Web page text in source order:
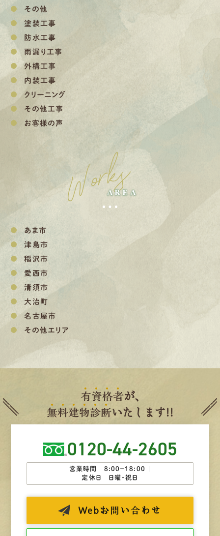
その他
塗装工事
防水工事
雨漏り工事
外構工事
内装工事
クリーニング
その他工事
お客様の声
Works
AREA
あま市
津島市
稲沢市
愛西市
清須市
大治町
名古屋市
その他エリア
有資格者が、
無料建物診断いたします!!
0120-44-2605
営業時間 8:00−18:00 ｜
定休日 日曜・祝日
Web お問い合わせ